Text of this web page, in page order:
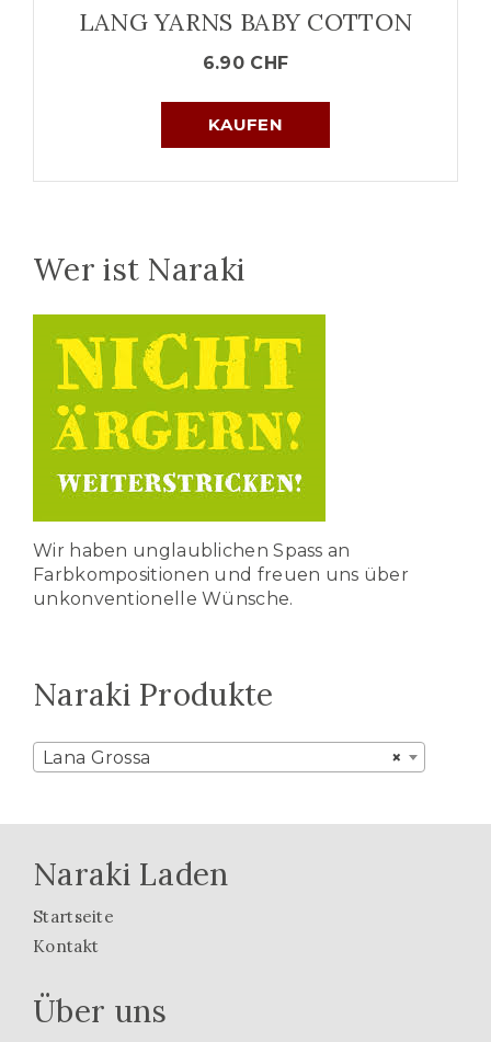
LANG YARNS BABY COTTON
6.90 CHF
KAUFEN
Wer ist Naraki
Wir haben unglaublichen Spass an
Farbkompositionen und freuen uns über
unkonventionelle Wünsche.
Naraki Produkte
×
Lana Grossa
Naraki Laden
Startseite
Kontakt
Über uns